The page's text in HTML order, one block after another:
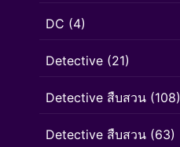
DC (4)
Detective (21)
Detective สืบสวน (108)
Detective สืบสวน (63)